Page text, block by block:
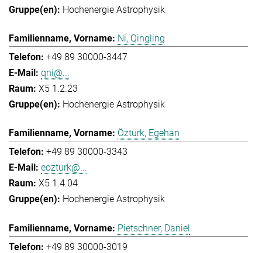
Hochenergie Astrophysik
Ni, Qingling
+49 89 30000-3447
qni@...
X5 1.2.23
Hochenergie Astrophysik
Öztürk, Egehan
+49 89 30000-3343
eozturk@...
X5 1.4.04
Hochenergie Astrophysik
Pietschner, Daniel
+49 89 30000-3019